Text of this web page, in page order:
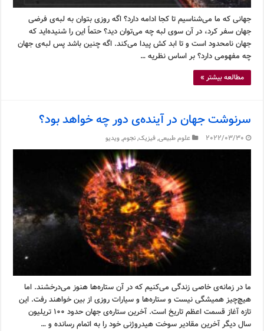
جهانی که ما می‌شناسیم تا کجا ادامه دارد؟ اگه روزی بتوان به لبه‌ی فرضی
جهان سفر کرد، در آن سوی لبه چه می‌توان دید؟ حتماً این را شنیده‌اید که
جهان نامحدود است و تا ابد کش پیدا می‌کند. اگه چنین باشد پس لبه‌ی جهان
چه مفهومی دارد؟ بر اساس نظریه …
مطالعه بیشتر »
سرنوشت جهان در آینده‌ی دور چه خواهد بود؟
2022/03/30 علوم طبیعی,فیزیک,نجوم,ویدیو
ما در زمانه‌ی خاصی زندگی می‌کنیم که در آن ستاره‌ها هنوز می‌درخشند. اما
هیچ‌چیز همیشگی نیست و ستاره‌ها و سیارات روزی از بین خواهند رفت. این
تازه آغاز قسمت اعظم تاریخ است. آخرین ستاره‌ی جهان حدود ۱۰۰ تریلیون
سال دیگر آخرین مقادیر سوخت هیدروژنی خود را به اتمام رسانده و …